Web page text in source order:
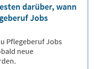
darüber, wann
Jobs
PflegeberufJobs
neue